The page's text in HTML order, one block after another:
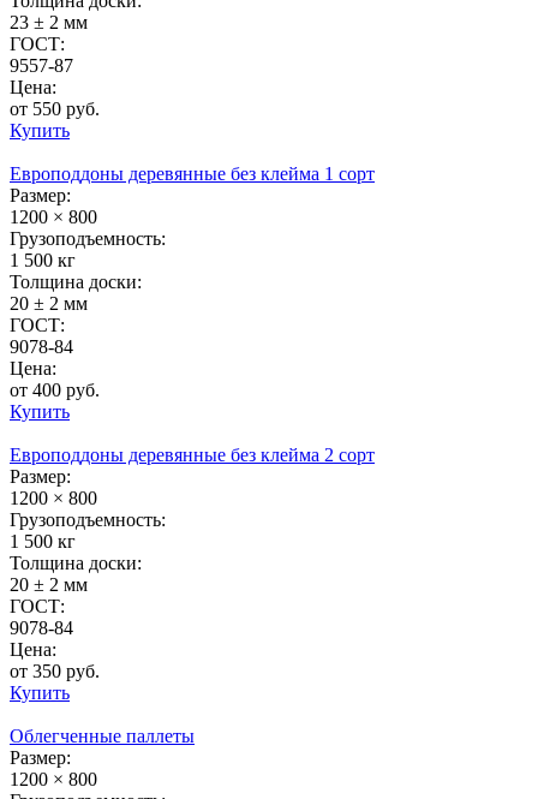
23 ± 2 мм
ГОСТ:
9557-87
Цена:
от 550 руб.
Купить
Европоддоны деревянные без клейма 1 сорт
Размер:
1200 × 800
Грузоподъемность:
1 500 кг
Толщина доски:
20 ± 2 мм
ГОСТ:
9078-84
Цена:
от 400 руб.
Купить
Европоддоны деревянные без клейма 2 сорт
Размер:
1200 × 800
Грузоподъемность:
1 500 кг
Толщина доски:
20 ± 2 мм
ГОСТ:
9078-84
Цена:
от 350 руб.
Купить
Облегченные паллеты
Размер:
1200 × 800